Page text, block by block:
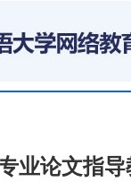
业论文指